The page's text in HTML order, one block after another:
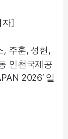
자]
, 주훈, 성현,
인천국제공
2026’ 일